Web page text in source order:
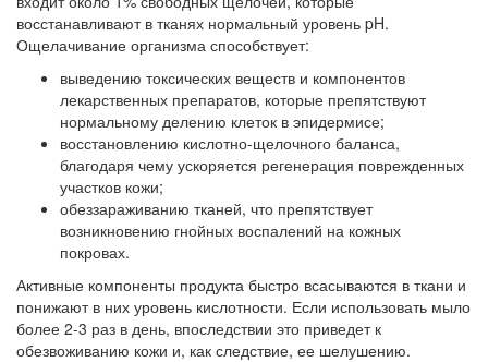
восстанавливают в тканях нормальный уровень pH.
Ощелачивание организма способствует:
выведению токсических веществ и компонентов
лекарственных препаратов, которые препятствуют
нормальному делению клеток в эпидермисе;
восстановлению кислотно-щелочного баланса,
благодаря чему ускоряется регенерация поврежденных
участков кожи;
обеззараживанию тканей, что препятствует
возникновению гнойных воспалений на кожных
покровах.
Активные компоненты продукта быстро всасываются в ткани и
понижают в них уровень кислотности. Если использовать мыло
более 2-3 раз в день, впоследствии это приведет к
обезвоживанию кожи и, как следствие, ее шелушению.